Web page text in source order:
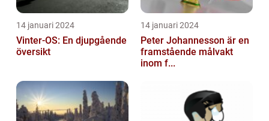
14 januari 2024
Vinter-OS: En djupgående
översikt
14 januari 2024
Peter Johannesson är en
framstående målvakt
inom f...